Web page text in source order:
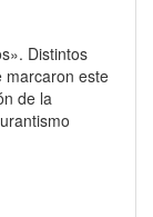
Distintos
marcaron este
de la